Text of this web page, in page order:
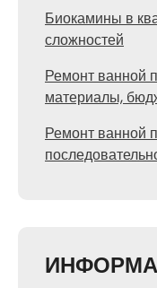
Биокамины в
сложностей
Ремонт ванной
материалы,
Ремонт ванной